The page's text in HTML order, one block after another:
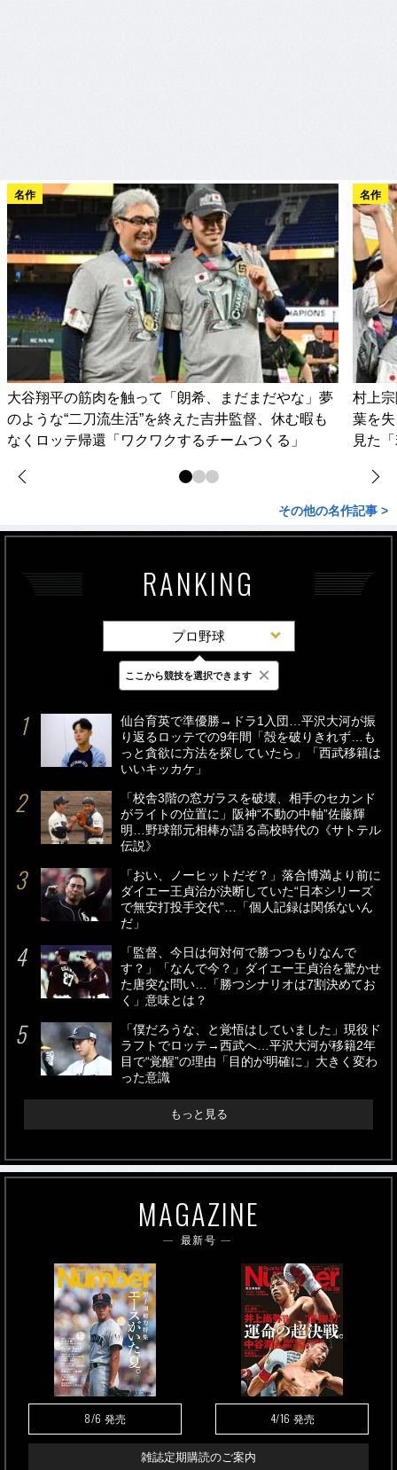
名作
大谷翔平の筋肉を触って「朗希、まだまだやな」夢
のような“二刀流生活”を終えた吉井監督、休む暇も
なくロッテ帰還「ワクワクするチームつくる」
名作
村上
葉を
見た
その他の名作記事 >
RANKING
プロ野球
最新 24時間 週間
仙台育英で準優勝→ドラ1入団…平沢大河が振
り返るロッテでの9年間「殻を破りきれず…も
っと貪欲に方法を探していたら」「西武移籍は
いいキッカケ」
「校舎3階の窓ガラスを破壊、相手のセカンド
がライトの位置に」阪神“不動の中軸”佐藤輝
明…野球部元相棒が語る高校時代の《サトテル
伝説》
「おい、ノーヒットだぞ？」落合博満より前に
ダイエー王貞治が決断していた“日本シリーズ
で無安打投手交代”…「個人記録は関係ないん
だ」
「監督、今日は何対何で勝つつもりなんで
す？」「なんで今？」ダイエー王貞治を驚かせ
た唐突な問い…「勝つシナリオは7割決めてお
く」意味とは？
「僕だろうな、と覚悟はしていました」現役ド
ラフトでロッテ→西武へ…平沢大河が移籍2年
目で“覚醒”の理由「目的が明確に」大きく変わ
った意識
もっと見る
MAGAZINE
最新号
8/6 発売 4/16 発売
雑誌定期購読のご案内
ここから競技を選択できます ×